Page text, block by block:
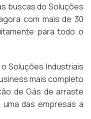
buscas do Soluções
com mais de 30
para todo o
Soluções Industriais
mais completo
de Gás de arraste
das empresas a